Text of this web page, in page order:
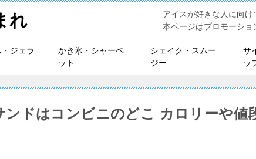
れ
アイスが好きな人に向
本ページはプロモーショ
ジェラ
かき氷・シャーベ
ット
シェイク・スムー
ジー
サ
ッ
ドはコンビニのどこ カロリーや値